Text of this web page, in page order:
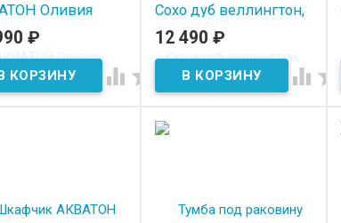
Оливия
дуб велл
наличии
₽
 
Сохо дуб веллингтон,
графит софт
В наличии
12 490₽
 